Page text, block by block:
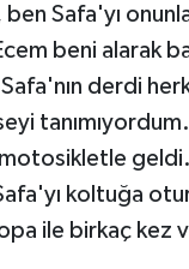
Safa'yı
beni alarak
derdi
koltuğa
ile birkaç kez